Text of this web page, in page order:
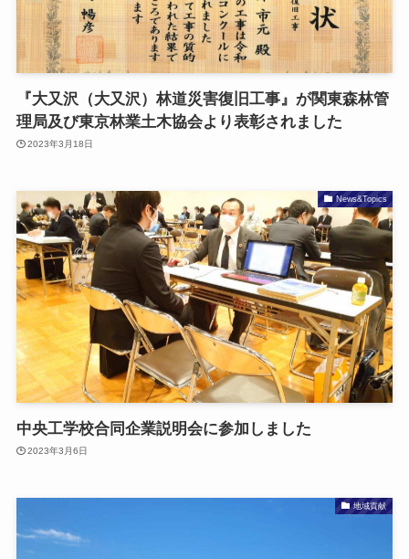
『大又沢（大又沢）林道災害復旧工事』が関東森林管
理局及び東京林業土木協会より表彰されました
2023年3月18日
News&Topics
中央工学校合同企業説明会に参加しました
2023年3月6日
地域貢献